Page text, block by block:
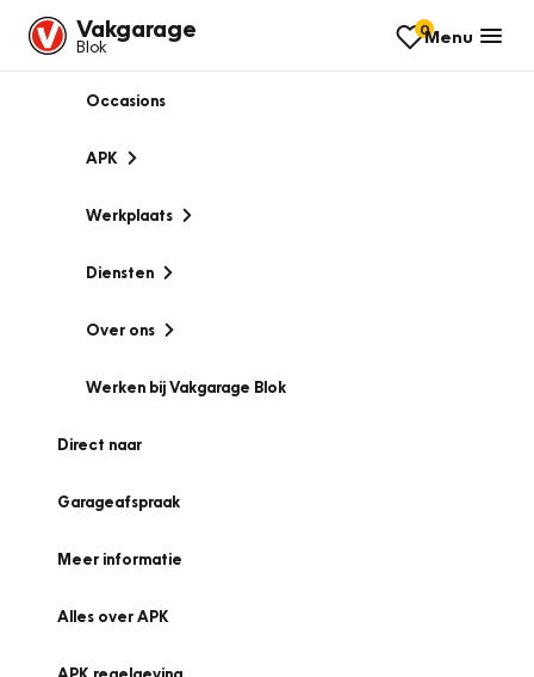
Vakgarage
Blok
0Menu
Occasions
APK
Werkplaats
Diensten
Over ons
Werken bij Vakgarage Blok
Direct naar
Garageafspraak
Meer informatie
Alles over APK